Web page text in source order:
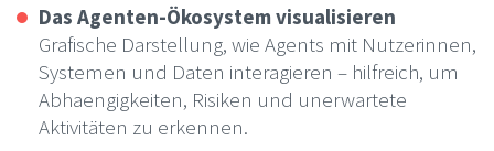
Das Agenten-Ökosystem visualisieren
Grafische Darstellung, wie Agents mit Nutzerinnen,
Systemen und Daten interagieren – hilfreich, um
Abhaengigkeiten, Risiken und unerwartete
Aktivitäten zu erkennen.